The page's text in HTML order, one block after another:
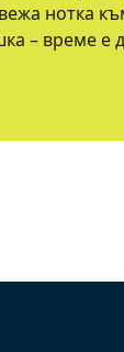
нотка
– време е